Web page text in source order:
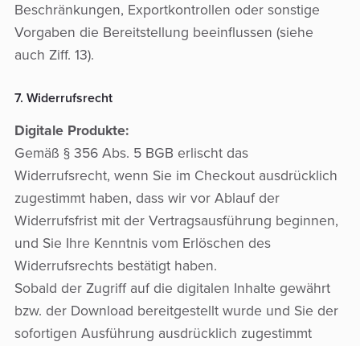
Beschränkungen, Exportkontrollen oder sonstige
Vorgaben die Bereitstellung beeinflussen (siehe
auch Ziff. 13).
7. Widerrufsrecht
Digitale Produkte:
Gemäß § 356 Abs. 5 BGB erlischt das
Widerrufsrecht, wenn Sie im Checkout ausdrücklich
zugestimmt haben, dass wir vor Ablauf der
Widerrufsfrist mit der Vertragsausführung beginnen,
und Sie Ihre Kenntnis vom Erlöschen des
Widerrufsrechts bestätigt haben.
Sobald der Zugriff auf die digitalen Inhalte gewährt
bzw. der Download bereitgestellt wurde und Sie der
sofortigen Ausführung ausdrücklich zugestimmt